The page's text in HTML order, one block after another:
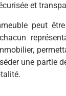
et
peut
une partie